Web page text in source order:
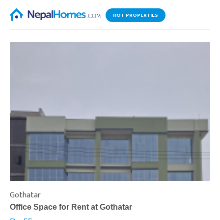
HOT PROPERTIES
Gothatar
Office Space for Rent at Gothatar